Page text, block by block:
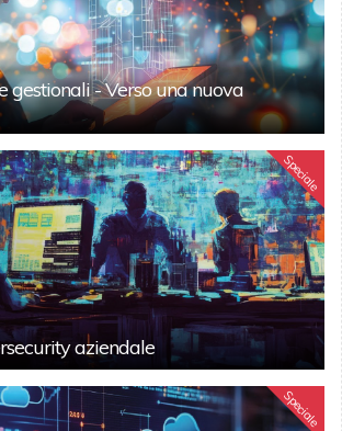
gestionali - Verso una nuova
Speciale
aziendale
Speciale